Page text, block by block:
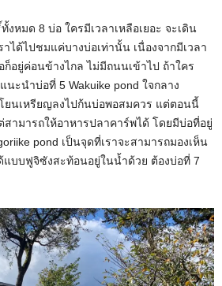
หมด 8 บ่อ ใครมีเวลาเหลือเยอะ จะเดิน
ได้ไปชมแค่บางบ่อเท่านั้น เนื่องจากมีเวลา
ก็อยู่ค่อนข้างไกล ไม่มีถนนเข้าไป ถ้าใคร
นะนำบ่อที่ 5 Wakuike pond ใจกลาง
นเหรียญลงไปก้นบ่อพอสมควร แต่ตอนนี้
ามารถให้อาหารปลาคาร์พได้ โดยมีบ่อที่อยู่
pond เป็นจุดที่เราจะสามารถมองเห็น
แบบฟูจิซังสะท้อนอยู่ในน้ำด้วย ต้องบ่อที่ 7